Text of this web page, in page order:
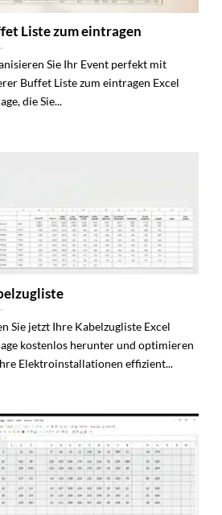
Liste zum eintragen
Sie Ihr Event perfekt mit
Buffet Liste zum eintragen Excel
die Sie...
Sie jetzt Ihre Kabelzugliste Excel
kostenlos herunter und optimieren
Elektroinstallationen effizient...